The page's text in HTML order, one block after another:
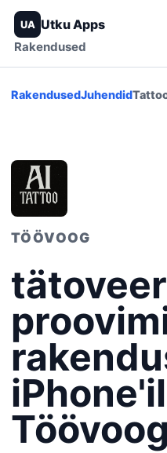
UA Utku Apps
Rakendused
RakendusedJuhendid
TÖÖVOOG
Töövoog